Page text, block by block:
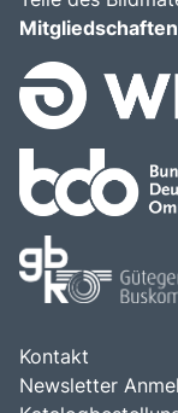
Mitgliedschaften
Kontakt
Newsletter